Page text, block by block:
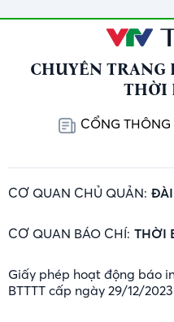
CHUYÊN TRANG
THỜI
CỔNG THÔNG
CƠ QUAN CHỦ QUẢN: ĐÀI
CƠ QUAN BÁO CHÍ: THỜI
Giấy phép hoạt động báo
BTTTT cấp ngày 29/12/2023